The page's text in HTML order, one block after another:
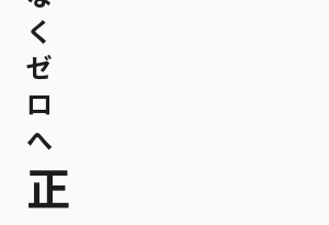
く
ゼ
ロ
へ
正